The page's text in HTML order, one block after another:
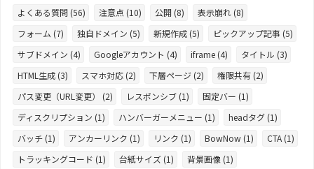
よくある質問 (56) 注意点 (10) 公開 (8)
表示崩れ (8)
フォーム (7)
独自ドメイン (5) 新規作成 (5)
ピックアップ記事 (5)
サブドメイン (4)
Googleアカウント (4) iframe (4)
タイトル (3)
HTML生成 (3)
スマホ対応 (2) 下層ページ (2)
権限共有 (2)
パス変更（URL変更） (2)
レスポンシブ (1)
固定バー (1)
ディスクリプション (1)
ハンバーガーメニュー (1)
headタグ (1)
バッチ (1)
アンカーリンク (1) リンク (1) BowNow (1)
CTA (1)
トラッキングコード (1)
台紙サイズ (1)
背景画像 (1)